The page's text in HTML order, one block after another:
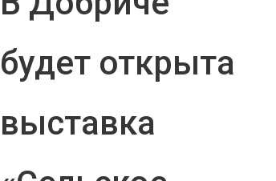
будет открыта
выставка